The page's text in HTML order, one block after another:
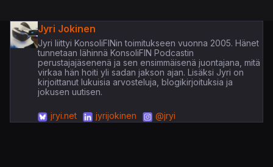
Jyri Jokinen
Jyri liittyi KonsoliFINin toimitukseen vuonna 2005. Hänet
tunnetaan lähinnä KonsoliFIN Podcastin
perustajajäsenenä ja sen ensimmäisenä juontajana, mitä
virkaa hän hoiti yli sadan jakson ajan. Lisäksi Jyri on
kirjoittanut lukuisia arvosteluja, blogikirjoituksia ja
jokusen uutisen.
jryi.net jyrijokinen @jryi